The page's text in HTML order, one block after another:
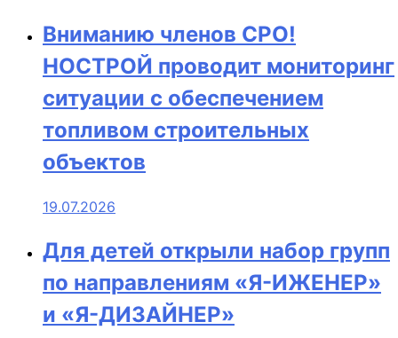
Вниманию членов СРО!
НОСТРОЙ проводит мониторинг
ситуации с обеспечением
топливом строительных
объектов
19.07.2026
Для детей открыли набор групп
по направлениям «Я-ИЖЕНЕР»
и «Я-ДИЗАЙНЕР»